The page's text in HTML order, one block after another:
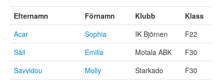
Översikt
Turneringar
Efternamn Förnamn Klubb
Klass
Acar
Sophia IK Björnen
F22
Säll
Emilia Motala ABK
F30
Savvidou
Molly Starkado
F30